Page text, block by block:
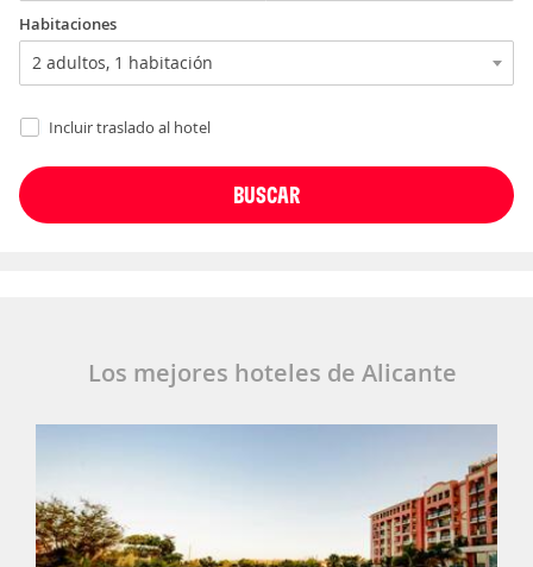
Habitaciones
Incluir traslado al hotel
Los mejores hoteles de Alicante